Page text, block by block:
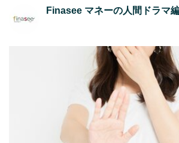
Finasee マネーの人間ドラマ